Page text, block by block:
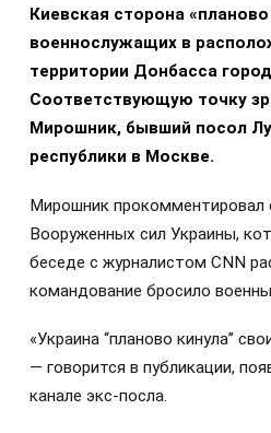
Киевская сторона
военнослужащих в
территории Донбасса
Соответствующую точку
Мирошник, бывший посол
республики в Москве.
Мирошник прокомментировал
Вооруженных сил Украины,
беседе с журналистом СNN
командование бросило
«Украина “планово кинула”
— говорится в публикации,
канале экс-посла.